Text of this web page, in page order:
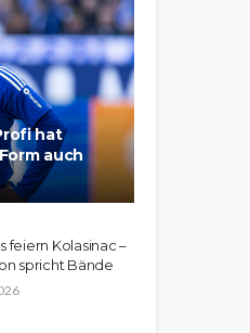
hat
auch
feiern Kolasinac –
spricht Bände